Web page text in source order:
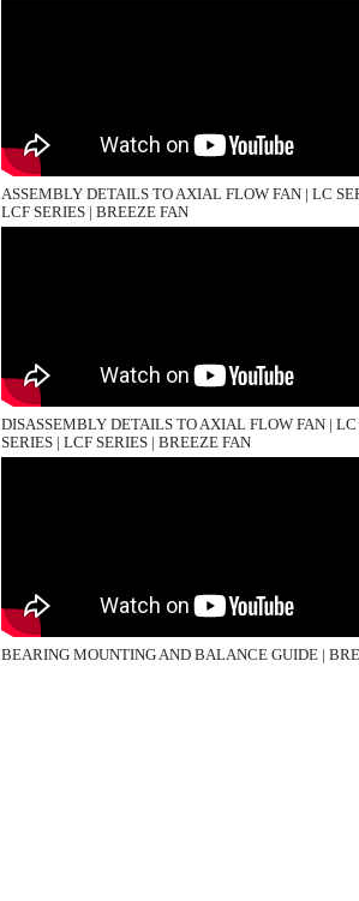
ASSEMBLY DETAILS TO AXIAL FLOW FAN | LC
LCF SERIES | BREEZE FAN
DISASSEMBLY DETAILS TO AXIAL FLOW FAN | LC
SERIES | LCF SERIES | BREEZE FAN
BEARING MOUNTING AND BALANCE GUIDE |